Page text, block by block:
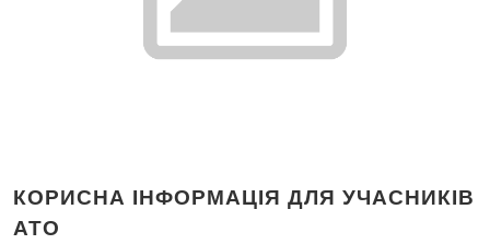
КОРИСНА ІНФОРМАЦІЯ ДЛЯ УЧАСНИКІВ
АТО